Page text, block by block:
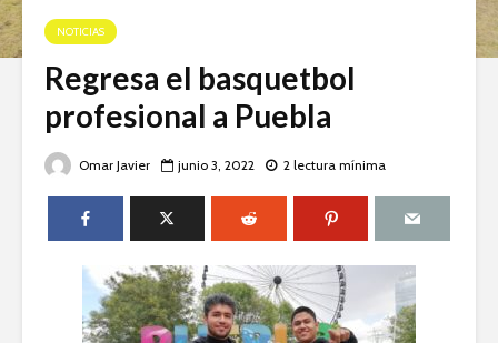
NOTICIAS
Regresa el basquetbol
profesional a Puebla
Omar Javier junio 3, 2022 2 lectura mínima